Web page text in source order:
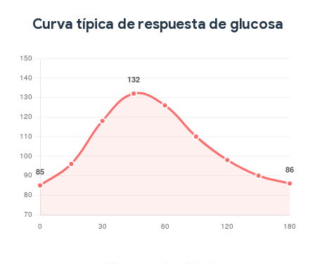
Curva típica de respuesta de glucosa